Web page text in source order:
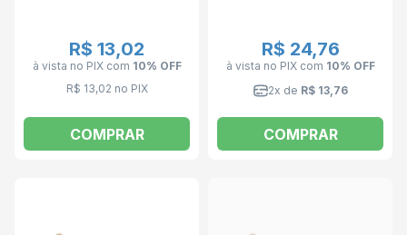
R$ 13,02
à vista no PIX com 10% OFF
R$ 13,02 no PIX
COMPRAR
R$ 24,76
à vista no PIX com 10% OFF
2x de R$ 13,76
COMPRAR